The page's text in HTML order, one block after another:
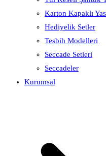
Karton Kapaklı
Hediyelik Setler
Tesbih Modelleri
Seccade Setleri
Seccadeler
Kurumsal